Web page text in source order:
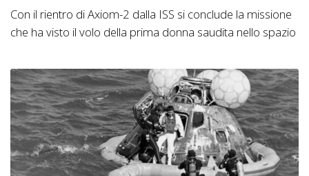
Con il rientro di Axiom-2 dalla ISS si conclude la missione
che ha visto il volo della prima donna saudita nello spazio